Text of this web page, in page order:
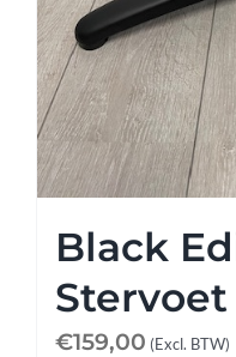
Black
€159,00 (Excl. BTW)